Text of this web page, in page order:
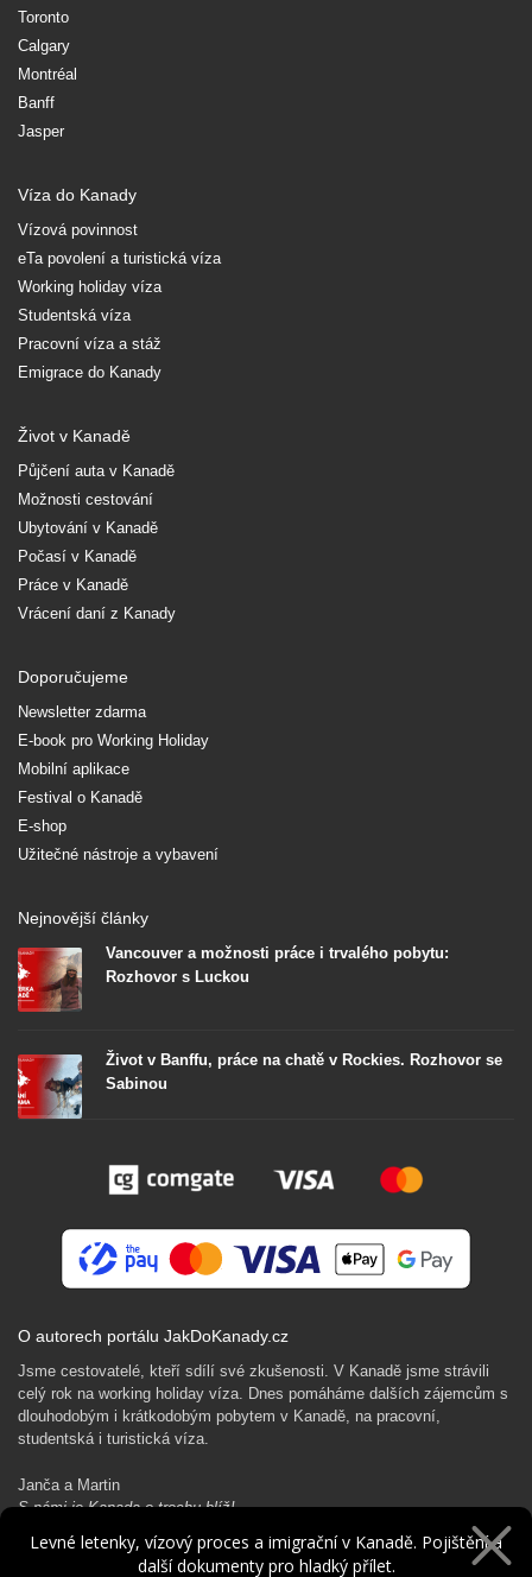
Toronto
Calgary
Montréal
Banff
Jasper
Víza do Kanady
Vízová povinnost
eTa povolení a turistická víza
Working holiday víza
Studentská víza
Pracovní víza a stáž
Emigrace do Kanady
Život v Kanadě
Půjčení auta v Kanadě
Možnosti cestování
Ubytování v Kanadě
Počasí v Kanadě
Práce v Kanadě
Vrácení daní z Kanady
Doporučujeme
Newsletter zdarma
E-book pro Working Holiday
Mobilní aplikace
Festival o Kanadě
E-shop
Užitečné nástroje a vybavení
Nejnovější články
Vancouver a možnosti práce i trvalého pobytu:
Rozhovor s Luckou
Život v Banffu, práce na chatě v Rockies. Rozhovor se
Sabinou
O autorech portálu JakDoKanady.cz
Jsme cestovatelé, kteří sdílí své zkušenosti. V Kanadě jsme strávili
celý rok na working holiday víza. Dnes pomáháme dalších zájemcům s
dlouhodobým i krátkodobým pobytem v Kanadě, na pracovní,
studentská i turistická víza.
Janča a Martin
S námi je Kanada o trochu blíž!
Rádi Ti pomůžeme s kanadským dobrodružstvím…
Levné letenky, vízový proces a imigrační v Kanadě. Pojištění a
další dokumenty pro hladký přílet.